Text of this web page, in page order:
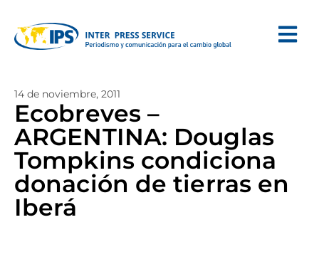
14 de noviembre, 2011
Ecobreves –
ARGENTINA: Douglas
Tompkins condiciona
donación de tierras en
Iberá